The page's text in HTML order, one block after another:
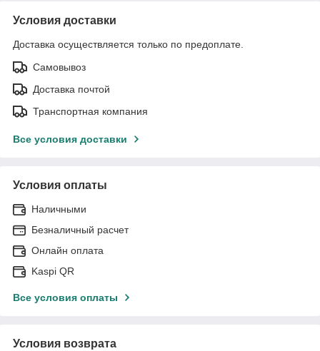
Условия доставки
Доставка осуществляется только по предоплате.
Самовывоз
Доставка почтой
Транспортная компания
Все условия доставки
Условия оплаты
Наличными
Безналичный расчет
Онлайн оплата
Kaspi QR
Все условия оплаты
Условия возврата